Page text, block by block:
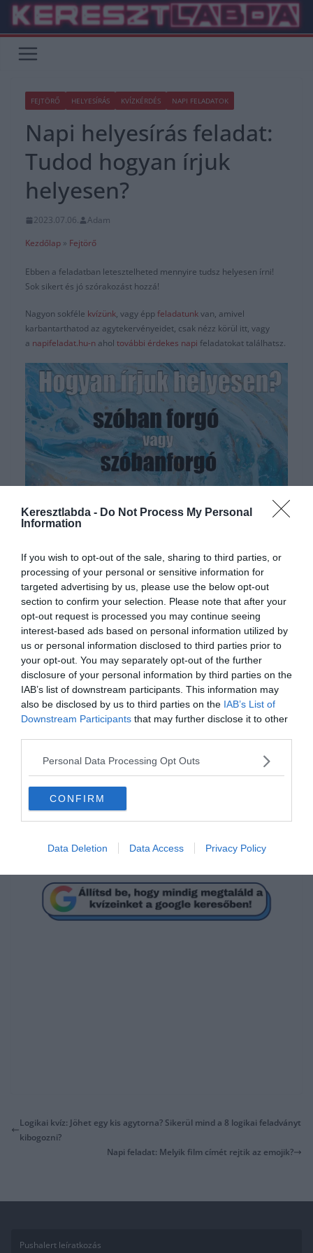
Keresztlabda - Do Not Process My Personal
Information
If you wish to opt-out of the sale, sharing to third parties, or
processing of your personal or sensitive information for
targeted advertising by us, please use the below opt-out
section to confirm your selection. Please note that after your
opt-out request is processed you may continue seeing
interest-based ads based on personal information utilized by
us or personal information disclosed to third parties prior to
your opt-out. You may separately opt-out of the further
disclosure of your personal information by third parties on the
IAB’s list of downstream participants. This information may
also be disclosed by us to third parties on the IAB’s List of
Downstream Participants that may further disclose it to other
Personal Data Processing Opt Outs
CONFIRM
Data Deletion Data Access Privacy Policy
Skip
content
FEJTÖRŐ HELYESÍRÁS KVÍZKÉRDÉS NAPI FELADATOK
Napi helyesírás feladat:
Tudod hogyan írjuk
helyesen?
2023.07.06.
Adam
Kezdőlap » Fejtörő
Ebben a feladatban letesztelheted mennyire tudsz helyesen írni!
Sok sikert és jó szórakozást hozzá!
Nagyon sokféle kvízünk, vagy éppfeladatunkvan, amivel
karbantarthatod az agytekervényeidet, csak nézz körül itt, vagy
a napifeladat.hu-n ahol további érdekes napi feladatokat találhatsz.
Tudod hogyan írjuk
helyesen?
szóbanforgó
szóban forgó
Logikai kvíz: Jöhet egy kis agytorna? Sikerül mind a 8 logikai feladványt
kibogozni?
Napi feladat: Melyik film címét rejtik az emojik?
Pushalert leíratkozás